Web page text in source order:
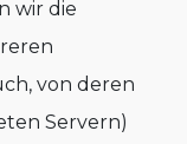
wir die
von deren
Servern)